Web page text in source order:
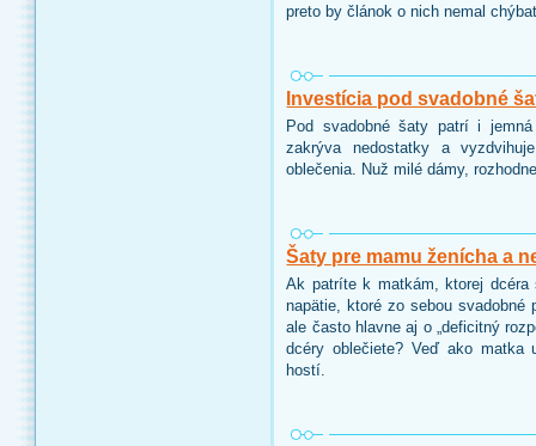
preto by článok o nich nemal
Investícia pod svadobné
Pod svadobné šaty patrí i
zakrýva nedostatky a
oblečenia. Nuž milé dámy,
Šaty pre mamu ženícha a
Ak patríte k matkám, ktorej dcéra
napätie, ktoré zo sebou svadobné
ale často hlavne aj o „deficitný
dcéry oblečiete? Veď ako matka
hostí.